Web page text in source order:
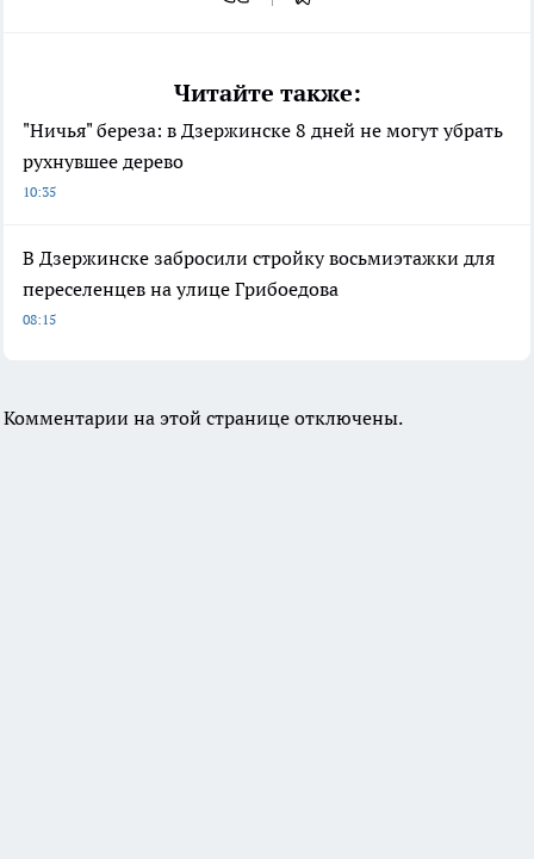
Читайте также:
"Ничья" береза: в Дзержинске 8 дней не могут убрать
рухнувшее дерево
10:35
В Дзержинске забросили стройку восьмиэтажки для
переселенцев на улице Грибоедова
08:15
Комментарии на этой странице отключены.